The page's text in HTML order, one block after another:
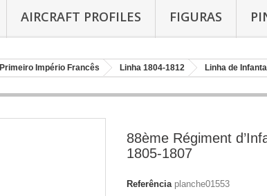
AIRCRAFT PROFILES FIGURAS
Primeiro Império Francês Linha 1804-1812 Linha de
88ème Régiment
1805-1807
Referência planche01553